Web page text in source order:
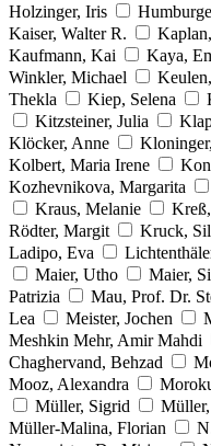
Holzinger, Iris
Kaiser, Walter R.
Kaufmann, Kai
Kaya,
Winkler, Michael
Thekla
Kiep, Selena
Kitzsteiner, Julia
Klöcker, Anne
Kolbert, Maria Irene
Kozhevnikova, Margarita
Kraus, Melanie
Rödter, Margit
Kruck,
Ladipo, Eva
Maier, Utho
Maier,
Patrizia
Mau, Prof. Dr.
Lea
Meister, Jochen
Meshkin Mehr, Amir Mahdi
Chaghervand, Behzad
Mooz, Alexandra
Müller, Sigrid
Müller-Malina, Florian